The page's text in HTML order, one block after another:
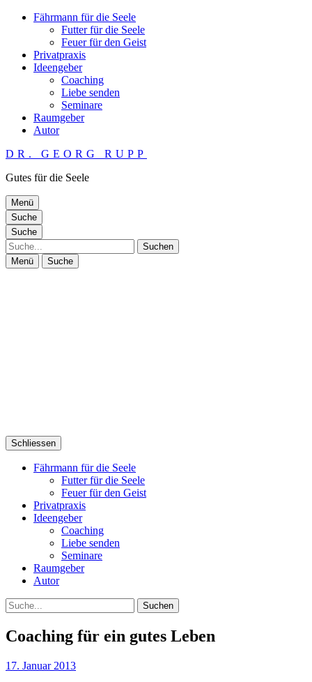
Fährmann für die Seele
Futter für die Seele
Feuer für den Geist
Privatpraxis
Ideengeber
Coaching
Liebe senden
Seminare
Raumgeber
Autor
DR. GEORG RUPP
Gutes für die Seele
Menü
Suche
Suche
Suche
Menü Suche
Schliessen
Fährmann für die Seele
Futter für die Seele
Feuer für den Geist
Privatpraxis
Ideengeber
Coaching
Liebe senden
Seminare
Raumgeber
Autor
Suche
Coaching für ein gutes Leben
17. Januar 2013